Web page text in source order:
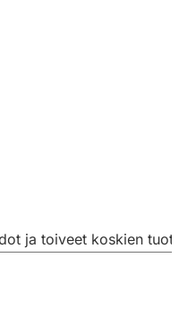
ja toiveet koskien